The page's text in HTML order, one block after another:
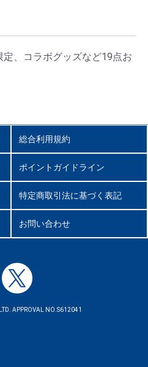
定、コラボグッズなど19点お
総合利用規約
ポイントガイドライン
特定商取引法に基づく表記
お問い合わせ
APPROVAL NO.S612041